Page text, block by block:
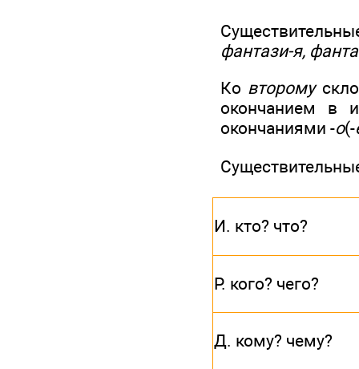
фантази-я,
Ко второму
окончанием в
окончаниями -о(-
И. кто? что?
Р. кого? чего?
Д. кому? чему?